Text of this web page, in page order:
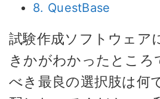
8. QuestBase
試験作成ソフトウェア
きかがわかったところ
べき最良の選択肢は何